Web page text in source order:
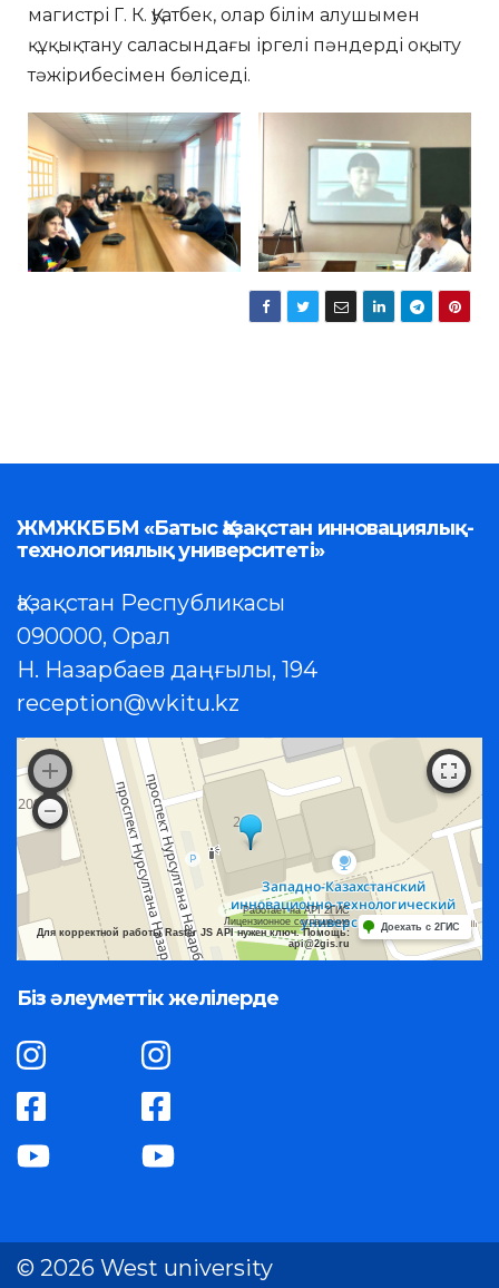
магистрі Г. К. Қуатбек, олар білім алушымен
құқықтану саласындағы іргелі пәндерді оқыту
тәжірибесімен бөліседі.
ЖМЖКББМ «Батыс Қазақстан инновациялық-
технологиялық университеті»
Қазақстан Республикасы
090000, Орал
Н. Назарбаев даңғылы, 194
reception@wkitu.kz
Работает на API 2ГИС
Лицензионное соглашение
Для корректной работы Raster JS API нужен ключ. Помощь:
api@2gis.ru
Доехать с 2ГИС
Біз әлеуметтік желілерде
© 2026 West university